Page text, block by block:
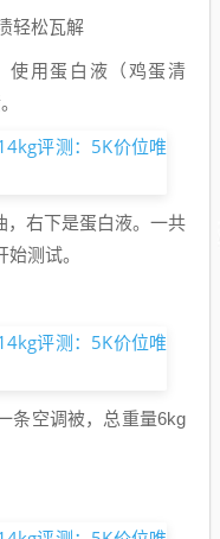
轻松瓦解
使用蛋白液（鸡蛋清
，右下是蛋白液。一共
测试。
条空调被，总重量6kg